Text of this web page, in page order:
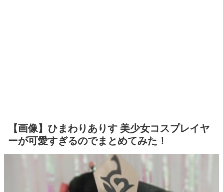
【画像】ひまわりありす 美少女コスプレイヤ
ーが可愛すぎるのでまとめてみた！